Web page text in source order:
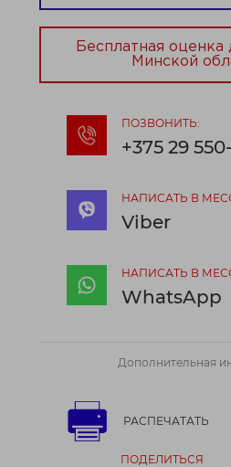
Бесплатная оценка
Минской
ПОЗВОНИТЬ:
+375 29
НАПИСАТЬ В
Viber
НАПИСАТЬ В
WhatsApp
Дополнительная
РАСПЕЧАТАТЬ
ПОДЕЛИТЬСЯ